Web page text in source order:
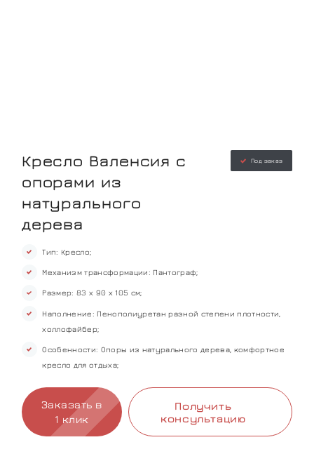
Под заказ
Кресло Валенсия с
опорами из
натурального
дерева
Тип: Кресло;
Механизм трансформации: Пантограф;
Размер: 83 х 90 х 105 см;
Наполнение: Пенополиуретан разной степени плотности,
холлофайбер;
Особенности: Опоры из натурального дерева, комфортное
кресло для отдыха;
Заказать в
1 клик
Получить
консультацию